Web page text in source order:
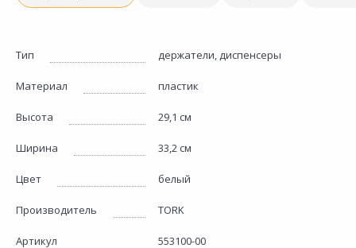
Тип держатели, диспенсеры
Материал пластик
Высота 29,1 см
Ширина 33,2 см
Цвет белый
Производитель TORK
Артикул
553100-00